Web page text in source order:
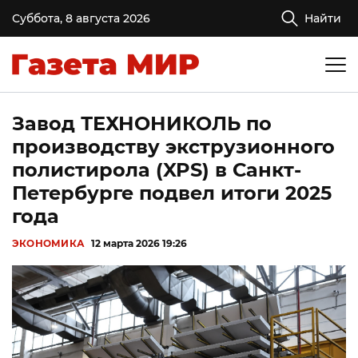
Суббота, 8 августа 2026 Найти
Завод ТЕХНОНИКОЛЬ по
производству экструзионного
полистирола (XPS) в Санкт-
Петербурге подвел итоги 2025
года
ЭКОНОМИКА 12 марта 2026 19:26